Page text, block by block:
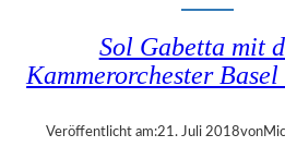
Sol Gabetta mit
Kammerorchester
Veröffentlicht am:21. Juli 2018von